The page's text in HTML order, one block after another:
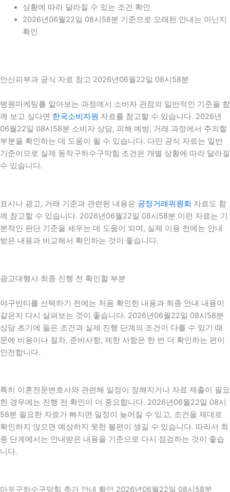
상황에 따라 달라질 수 있는 조건 확인
2026년06월22일 08시58분 기준으로 오래된 안내는 아닌지
확인
안산피부과 공식 자료 참고 2026년06월22일 08시58분
병원마케팅를 알아보는 과정에서 소비자 관점의 일반적인 기준을 함
께 보고 싶다면 한국소비자원 자료를 참고할 수 있습니다. 2026년
06월22일 08시58분 소비자 상담, 피해 예방, 거래 과정에서 주의할
부분을 확인하는 데 도움이 될 수 있습니다. 다만 공식 자료는 일반
기준이므로 실제 동작구하수구막힘 조건은 개별 상황에 따라 달라질
수 있습니다.
표시나 광고, 거래 기준과 관련된 내용은 공정거래위원회 자료도 함
께 참고할 수 있습니다. 2026년06월22일 08시58분 이런 자료는 기
본적인 판단 기준을 세우는 데 도움이 되며, 실제 이용 전에는 안내
받은 내용과 비교해서 확인하는 것이 좋습니다.
광고대행사 최종 진행 전 확인할 부분
야구반티를 선택하기 전에는 처음 확인한 내용과 최종 안내 내용이
같은지 다시 살펴보는 것이 좋습니다. 2026년06월22일 08시58분
상담 초기에 들은 조건과 실제 진행 단계의 조건이 다를 수 있기 때
문에 비용이나 절차, 준비사항, 제한 사항은 한 번 더 확인하는 편이
안전합니다.
특히 이혼전문변호사와 관련해 일정이 정해지거나 자료 제출이 필요
한 경우에는 진행 전 확인이 더 중요합니다. 2026년06월22일 08시
58분 필요한 자료가 빠지면 일정이 늦어질 수 있고, 조건을 제대로
확인하지 않으면 예상하지 못한 불편이 생길 수 있습니다. 따라서 최
종 단계에서는 안내받은 내용을 기준으로 다시 점검하는 것이 좋습
니다.
마포구하수구막힘 추가 안내 확인 2026년06월22일 08시58분